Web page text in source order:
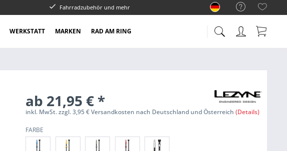
Fahrradzubehör und mehr
WERKSTATT MARKEN RAD AM RING
ab 21,95 € *
inkl. MwSt. zzgl. 3,95 € Versandkosten nach Deutschland und Österreich(Details)
FARBE